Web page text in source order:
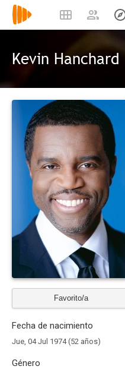
Kevin Hanchard
Favorito/a
Fecha de nacimiento
Jue, 04 Jul 1974 (52 años)
Género